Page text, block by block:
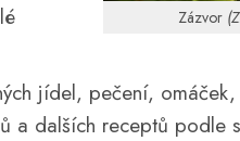
Zázvor
jídel, pečení,
a dalších receptů podle